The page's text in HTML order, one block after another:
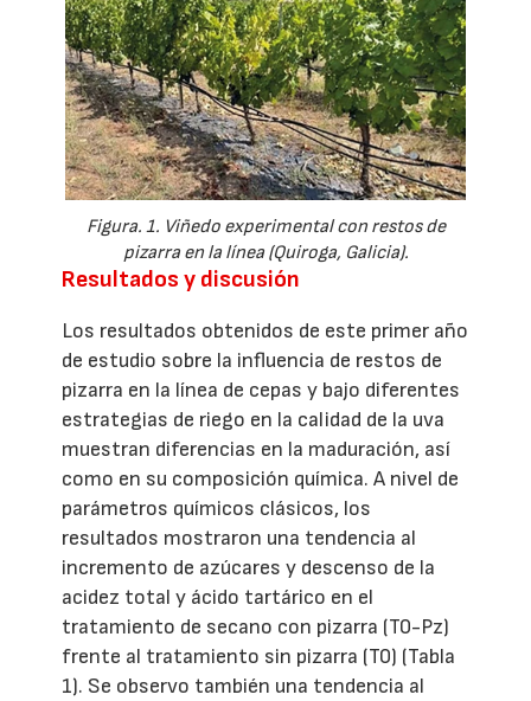
Figura. 1. Viñedo experimental con restos de
pizarra en la línea (Quiroga, Galicia).
Resultados y discusión
Los resultados obtenidos de este primer año
de estudio sobre la influencia de restos de
pizarra en la línea de cepas y bajo diferentes
estrategias de riego en la calidad de la uva
muestran diferencias en la maduración, así
como en su composición química. A nivel de
parámetros químicos clásicos, los
resultados mostraron una tendencia al
incremento de azúcares y descenso de la
acidez total y ácido tartárico en el
tratamiento de secano con pizarra (T0-Pz)
frente al tratamiento sin pizarra (T0) (Tabla
1). Se observo también una tendencia al